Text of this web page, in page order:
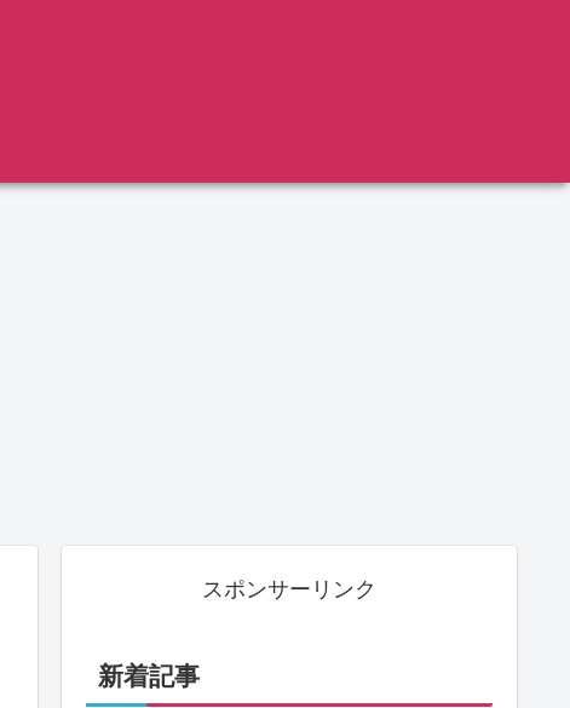
スポンサーリンク
新着記事